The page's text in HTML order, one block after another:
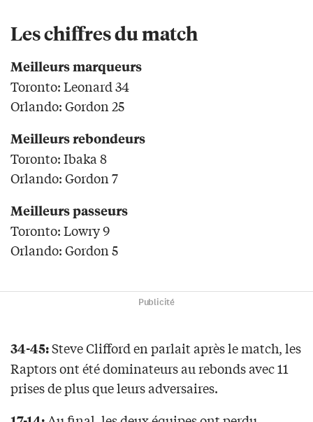
Les chiffres du match
Meilleurs marqueurs
Toronto: Leonard 34
Orlando: Gordon 25
Meilleurs rebondeurs
Toronto: Ibaka 8
Orlando: Gordon 7
Meilleurs passeurs
Toronto: Lowry 9
Orlando: Gordon 5
Publicité
34-45:Steve Clifford en parlait après le match, les
Raptors ont été dominateurs au rebonds avec 11
prises de plus que leurs adversaires.